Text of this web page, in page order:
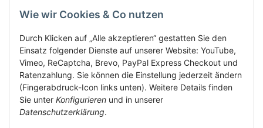
GESETZLICHE INFORMATIONEN
ZAHLUNG & VERSAND
KUNDENKONTO
Wie wir Cookies & Co nutzen
Durch Klicken auf „Alle akzeptieren“ gestatten Sie den
Einsatz folgender Dienste auf unserer Website: YouTube,
Vimeo, ReCaptcha, Brevo, PayPal Express Checkout und
Ratenzahlung. Sie können die Einstellung jederzeit ändern
(Fingerabdruck-Icon links unten). Weitere Details finden
Sie unter Konfigurieren und in unserer
Datenschutzerklärung.